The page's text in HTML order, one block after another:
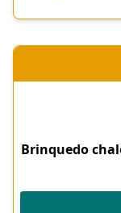
Brinquedo